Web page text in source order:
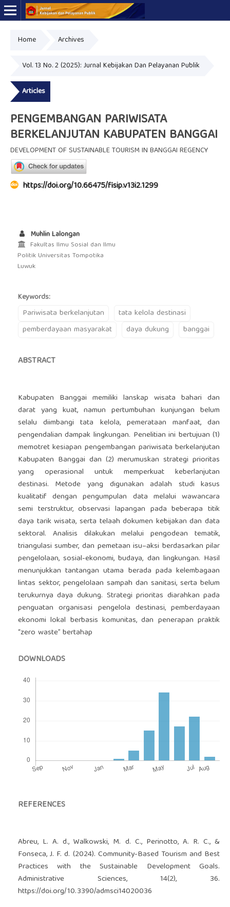
Home Archives
Vol. 13 No. 2 (2025): Jurnal Kebijakan Dan Pelayanan Publik
Articles
PENGEMBANGAN PARIWISATA
BERKELANJUTAN KABUPATEN BANGGAI
DEVELOPMENT OF SUSTAINABLE TOURISM IN BANGGAI REGENCY
https://doi.org/10.66475/fisip.v13i2.1299
Muhlin Lalongan
Fakultas Ilmu Sosial dan Ilmu
Politik Universitas Tompotika
Luwuk
Keywords:
Pariwisata berkelanjutan
tata kelola destinasi
pemberdayaan masyarakat
daya dukung banggai
ABSTRACT
Kabupaten Banggai memiliki lanskap wisata bahari dan
darat yang kuat, namun pertumbuhan kunjungan belum
selalu diimbangi tata kelola, pemerataan manfaat, dan
pengendalian dampak lingkungan. Penelitian ini bertujuan (1)
memotret kesiapan pengembangan pariwisata berkelanjutan
Kabupaten Banggai dan (2) merumuskan strategi prioritas
yang operasional untuk memperkuat keberlanjutan
destinasi. Metode yang digunakan adalah studi kasus
kualitatif dengan pengumpulan data melalui wawancara
semi terstruktur, observasi lapangan pada beberapa titik
daya tarik wisata, serta telaah dokumen kebijakan dan data
sektoral. Analisis dilakukan melalui pengodean tematik,
triangulasi sumber, dan pemetaan isu–aksi berdasarkan pilar
pengelolaan, sosial-ekonomi, budaya, dan lingkungan. Hasil
menunjukkan tantangan utama berada pada kelembagaan
lintas sektor, pengelolaan sampah dan sanitasi, serta belum
terukurnya daya dukung. Strategi prioritas diarahkan pada
penguatan organisasi pengelola destinasi, pemberdayaan
ekonomi lokal berbasis komunitas, dan penerapan praktik
“zero waste” bertahap
DOWNLOADS
REFERENCES
Abreu, L. A. d., Walkowski, M. d. C., Perinotto, A. R. C., &
Fonseca, J. F. d. (2024). Community-Based Tourism and Best
Practices with the Sustainable Development Goals.
Administrative Sciences, 14(2), 36.
https://doi.org/10.3390/admsci14020036